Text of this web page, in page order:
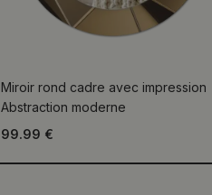
Miroir rond cadre avec impression
Abstraction moderne
99.99 €